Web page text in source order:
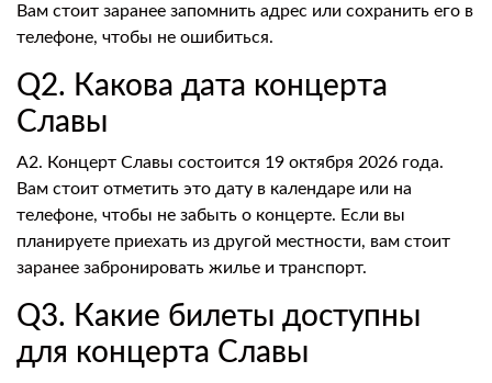
Вам стоит заранее запомнить адрес или сохранить его в
телефоне, чтобы не ошибиться.
Q2. Какова дата концерта
Славы
A2. Концерт Славы состоится 19 октября 2026 года.
Вам стоит отметить это дату в календаре или на
телефоне, чтобы не забыть о концерте. Если вы
планируете приехать из другой местности, вам стоит
заранее забронировать жилье и транспорт.
Q3. Какие билеты доступны
для концерта Славы